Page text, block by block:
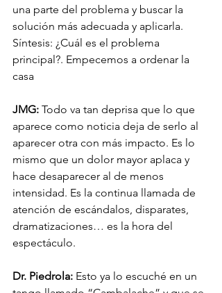
una parte del problema y buscar la
solución más adecuada y aplicarla.
Síntesis: ¿Cuál es el problema
principal?. Empecemos a ordenar la
casa
JMG: Todo va tan deprisa que lo que
aparece como noticia deja de serlo al
aparecer otra con más impacto. Es lo
mismo que un dolor mayor aplaca y
hace desaparecer al de menos
intensidad. Es la continua llamada de
atención de escándalos, disparates,
dramatizaciones… es la hora del
espectáculo.
Dr. Piedrola: Esto ya lo escuché en un